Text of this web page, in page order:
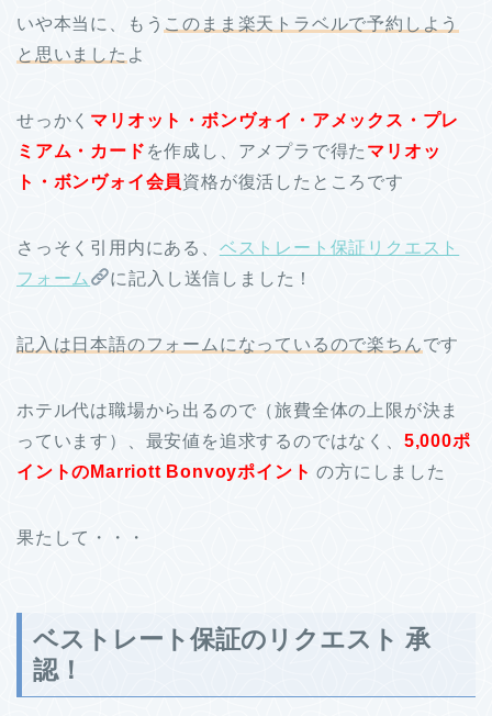
いや本当に、もう このまま楽天トラベルで予約しよう
と思いました よ
せっかく マリオット・ボンヴォイ・アメックス・プレ
ミアム・カード を作成し、アメプラで得た マリオッ
ト・ボンヴォイ会員資格が復活したところです
さっそく引用内にある、 ベストレート保証リクエスト
フォーム
に記入し送信しました！
記入は日本語のフォームになっているので楽ちんです
ホテル代は職場から出るので（旅費全体の上限が決ま
っています）、最安値を追求するのではなく、 5,000ポ
イントのMarriott Bonvoyポイント の方にしました
果たして・・・
ベストレート保証のリクエスト 承
認！